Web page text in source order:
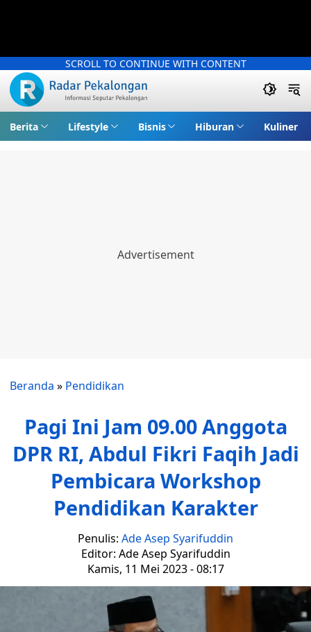
SCROLL TO CONTINUE WITH CONTENT
Berita Lifestyle Bisnis Hiburan Kuliner
Beranda » Pendidikan
Pagi Ini Jam 09.00 Anggota
DPR RI, Abdul Fikri Faqih Jadi
Pembicara Workshop
Pendidikan Karakter
Penulis: Ade Asep Syarifuddin
Editor: Ade Asep Syarifuddin
Kamis, 11 Mei 2023 - 08:17